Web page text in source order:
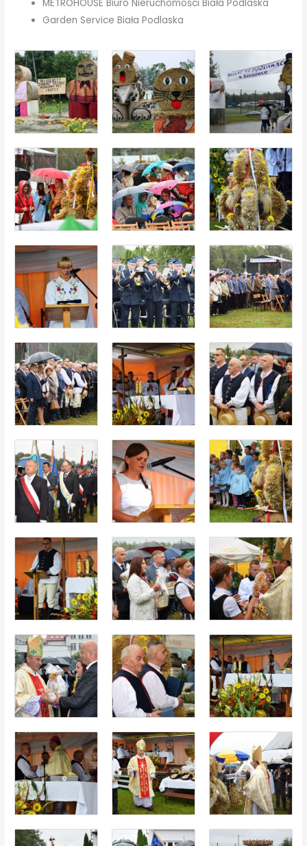
METROHOUSE Biuro Nieruchomości Biała Podlaska
Garden Service Biała Podlaska